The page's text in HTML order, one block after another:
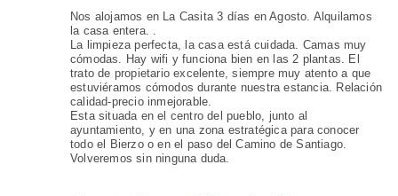
Nos alojamos en La Casita 3 días en Agosto. Alquilamos
la casa entera. .
La limpieza perfecta, la casa está cuidada. Camas muy
cómodas. Hay wifi y funciona bien en las 2 plantas. El
trato de propietario excelente, siempre muy atento a que
estuviéramos cómodos durante nuestra estancia. Relación
calidad-precio inmejorable.
Esta situada en el centro del pueblo, junto al
ayuntamiento, y en una zona estratégica para conocer
todo el Bierzo o en el paso del Camino de Santiago.
Volveremos sin ninguna duda.